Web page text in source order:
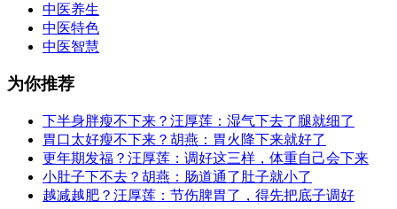
中医养生
中医特色
中医智慧
为你推荐
下半身胖瘦不下来？汪厚莲：湿气下去了腿就细了
胃口太好瘦不下来？胡燕：胃火降下来就好了
更年期发福？汪厚莲：调好这三样，体重自己会下来
小肚子下不去？胡燕：肠道通了肚子就小了
越减越肥？汪厚莲：节伤脾胃了，得先把底子调好